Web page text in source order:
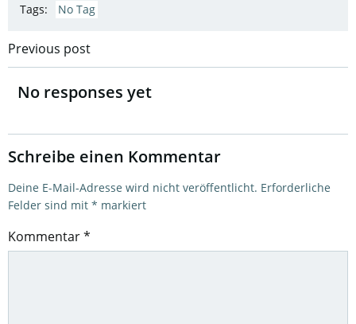
Tags: No Tag
Post
navigation
Previous post
No responses yet
Schreibe einen Kommentar
Deine E-Mail-Adresse wird nicht veröffentlicht. Erforderliche
Felder sind mit * markiert
Kommentar*